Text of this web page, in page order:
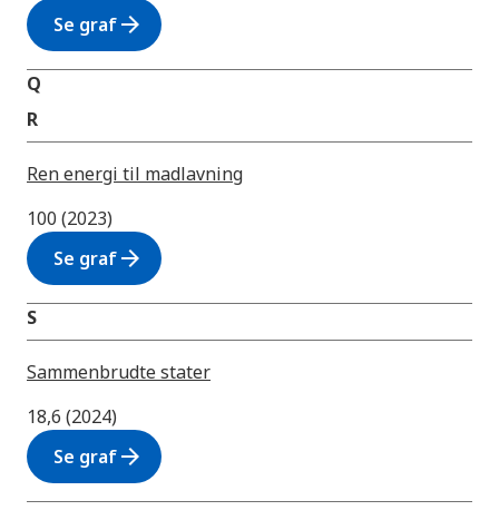
Se grafarrow_forward
Q
R
Ren energi til madlavning
100 (2023)
Se grafarrow_forward
S
Sammenbrudte stater
18,6 (2024)
Se grafarrow_forward